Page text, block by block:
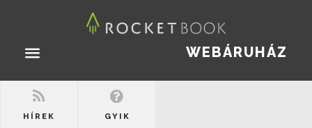
WEBÁRUHÁZ
HÍREK GYIK